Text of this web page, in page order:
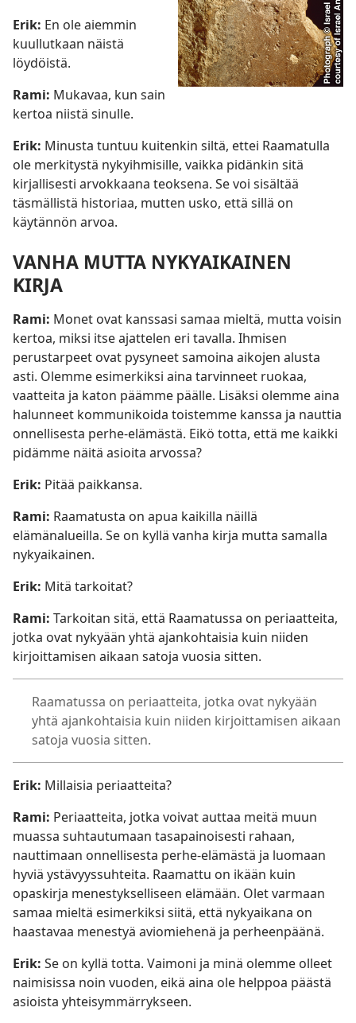
Erik: En ole aiemmin
kuullutkaan näistä
löydöistä.
Rami: Mukavaa, kun sain
kertoa niistä sinulle.
Erik: Minusta tuntuu kuitenkin siltä, ettei Raamatulla
ole merkitystä nykyihmisille, vaikka pidänkin sitä
kirjallisesti arvokkaana teoksena. Se voi sisältää
täsmällistä historiaa, mutten usko, että sillä on
käytännön arvoa.
VANHA MUTTA NYKYAIKAINEN
KIRJA
Rami: Monet ovat kanssasi samaa mieltä, mutta voisin
kertoa, miksi itse ajattelen eri tavalla. Ihmisen
perustarpeet ovat pysyneet samoina aikojen alusta
asti. Olemme esimerkiksi aina tarvinneet ruokaa,
vaatteita ja katon päämme päälle. Lisäksi olemme aina
halunneet kommunikoida toistemme kanssa ja nauttia
onnellisesta perhe-elämästä. Eikö totta, että me kaikki
pidämme näitä asioita arvossa?
Erik: Pitää paikkansa.
Rami: Raamatusta on apua kaikilla näillä
elämänalueilla. Se on kyllä vanha kirja mutta samalla
nykyaikainen.
Erik: Mitä tarkoitat?
Rami: Tarkoitan sitä, että Raamatussa on periaatteita,
jotka ovat nykyään yhtä ajankohtaisia kuin niiden
kirjoittamisen aikaan satoja vuosia sitten.
Raamatussa on periaatteita, jotka ovat nykyään
yhtä ajankohtaisia kuin niiden kirjoittamisen aikaan
satoja vuosia sitten.
Erik: Millaisia periaatteita?
Rami: Periaatteita, jotka voivat auttaa meitä muun
muassa suhtautumaan tasapainoisesti rahaan,
nauttimaan onnellisesta perhe-elämästä ja luomaan
hyviä ystävyyssuhteita. Raamattu on ikään kuin
opaskirja menestykselliseen elämään. Olet varmaan
samaa mieltä esimerkiksi siitä, että nykyaikana on
haastavaa menestyä aviomiehenä ja perheenpäänä.
Erik: Se on kyllä totta. Vaimoni ja minä olemme olleet
naimisissa noin vuoden, eikä aina ole helppoa päästä
asioista yhteisymmärrykseen.